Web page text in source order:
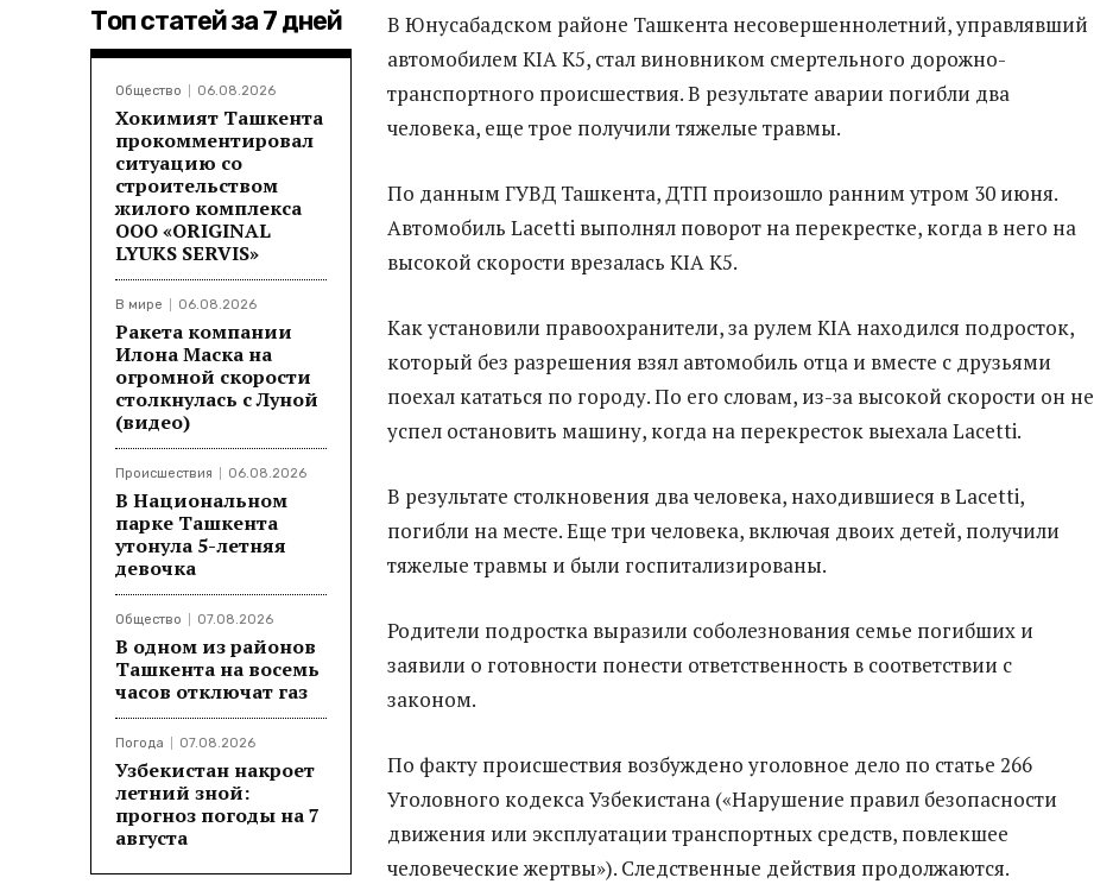
Топ статей за 7 дней
Общество 06.08.2026
Хокимият Ташкента
прокомментировал
ситуацию со
строительством
жилого комплекса
ООО «ORIGINAL
LYUKS SERVIS»
В мире 06.08.2026
Ракета компании
Илона Маска на
огромной скорости
столкнулась с Луной
(видео)
Происшествия 06.08.2026
В Национальном
парке Ташкента
утонула 5-летняя
девочка
Общество 07.08.2026
В одном из районов
Ташкента на восемь
часов отключат газ
Погода 07.08.2026
Узбекистан накроет
летний зной:
прогноз погоды на 7
августа
В Юнусабадском районе Ташкента несовершеннолетний, управлявший
автомобилем KIA K5, стал виновником смертельного дорожно-
транспортного происшествия. В результате аварии погибли два
человека, еще трое получили тяжелые травмы.
По данным ГУВД Ташкента, ДТП произошло ранним утром 30 июня.
Автомобиль Lacetti выполнял поворот на перекрестке, когда в него на
высокой скорости врезалась KIA K5.
Как установили правоохранители, за рулем KIA находился подросток,
который без разрешения взял автомобиль отца и вместе с друзьями
поехал кататься по городу. По его словам, из-за высокой скорости он не
успел остановить машину, когда на перекресток выехала Lacetti.
В результате столкновения два человека, находившиеся в Lacetti,
погибли на месте. Еще три человека, включая двоих детей, получили
тяжелые травмы и были госпитализированы.
Родители подростка выразили соболезнования семье погибших и
заявили о готовности понести ответственность в соответствии с
законом.
По факту происшествия возбуждено уголовное дело по статье 266
Уголовного кодекса Узбекистана («Нарушение правил безопасности
движения или эксплуатации транспортных средств, повлекшее
человеческие жертвы»). Следственные действия продолжаются.